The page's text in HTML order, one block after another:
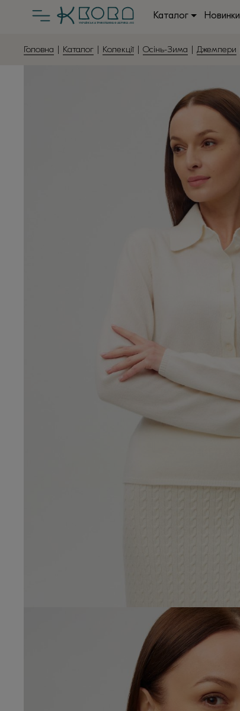
Каталог Новинки
Головна | Каталог | Колекції | Осінь-Зима | Джемпери